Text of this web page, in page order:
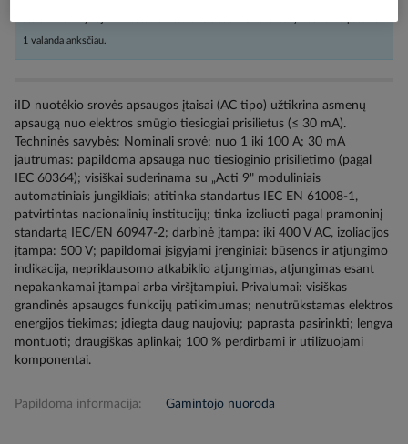
1 valanda anksčiau.
iID nuotėkio srovės apsaugos įtaisai (AC tipo) užtikrina asmenų
apsaugą nuo elektros smūgio tiesiogiai prisilietus (≤ 30 mA).
Techninės savybės: Nominali srovė: nuo 1 iki 100 A; 30 mA
jautrumas: papildoma apsauga nuo tiesioginio prisilietimo (pagal
IEC 60364); visiškai suderinama su „Acti 9" moduliniais
automatiniais jungikliais; atitinka standartus IEC EN 61008-1,
patvirtintas nacionalinių institucijų; tinka izoliuoti pagal pramoninį
standartą IEC/EN 60947-2; darbinė įtampa: iki 400 V AC, izoliacijos
įtampa: 500 V; papildomai įsigyjami įrenginiai: būsenos ir atjungimo
indikacija, nepriklausomo atkabiklio atjungimas, atjungimas esant
nepakankamai įtampai arba viršįtampiui. Privalumai: visiškas
grandinės apsaugos funkcijų patikimumas; nenutrūkstamas elektros
energijos tiekimas; įdiegta daug naujovių; paprasta pasirinkti; lengva
montuoti; draugiškas aplinkai; 100 % perdirbami ir utilizuojami
komponentai.
Papildoma informacija: Gamintojo nuoroda